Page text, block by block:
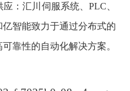
应：汇川伺服系统、PLC、
智能致力于通过分布式的
靠性的自动化解决方案。